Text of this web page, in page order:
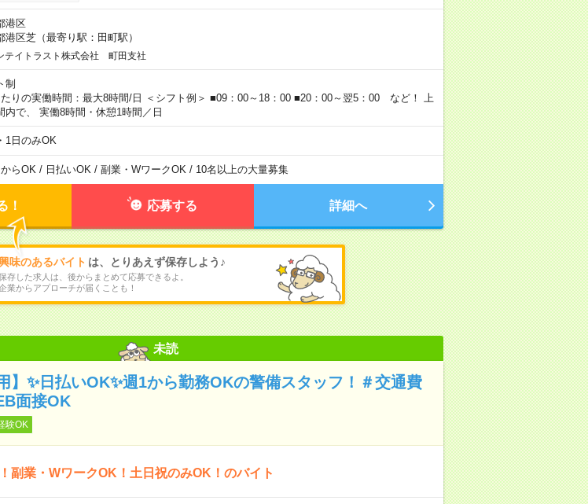
港区
港区芝（最寄り駅：田町駅）
テイトラスト株式会社 町田支社
制
りの実働時間：最大8時間/日 ＜シフト例＞ ■09：00～18：00 ■20：00～翌5：00 など！ 上
内で、 実働8時間・休憩1時間／日
1日のみOK
らOK / 日払いOK / 副業・WワークOK / 10名以上の大量募集
！ 応募する 詳細へ
味のあるバイト は、とりあえず保存しよう♪
存した求人は、後からまとめて応募できるよ。
業からアプローチが届くことも！
未読
】✨日払いOK✨週1から勤務OKの警備スタッフ！＃交通費
面接OK
験OK
副業・WワークOK！土日祝のみOK！のバイト